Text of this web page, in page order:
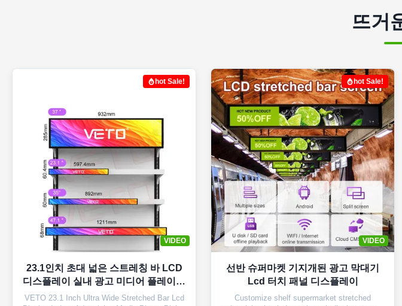
뜨거
hot Sale!
VIDEO
23.1인치 초대 넓은 스트레칭 바 LCD
디스플레이 실내 광고 미디어 플레이어
디지털 셰프 엣지 화면
VETO 23.1 Inch Ultra Wide Stretched Bar Lcd
hot Sale!
VIDEO
선반 슈퍼마켓 기지개된 광고 막대기
Lcd 터치 패널 디스플레이
Customize shelf supermarket stretched